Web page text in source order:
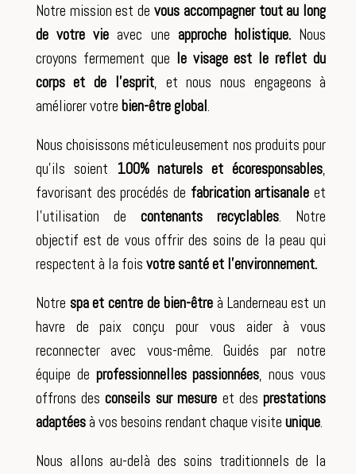
Notre mission est de vous accompagner tout au long
de votre vie avec une approche holistique. Nous
croyons fermement que le visage est le reflet du
corps et de l’esprit, et nous nous engageons à
améliorer votre bien-être global.
Nous choisissons méticuleusement nos produits pour
qu’ils soient 100% naturels et écoresponsables,
favorisant des procédés de fabrication artisanale et
l’utilisation de contenants recyclables. Notre
objectif est de vous offrir des soins de la peau qui
respectent à la fois votre santé et l’environnement.
Notre spa et centre de bien-êtreà Landerneau est un
havre de paix conçu pour vous aider à vous
reconnecter avec vous-même. Guidés par notre
équipe de professionnelles passionnées, nous vous
offrons desconseils sur mesure et desprestations
adaptéesà vos besoins rendant chaque visite unique.
Nous allons au-delà des soins traditionnels de la